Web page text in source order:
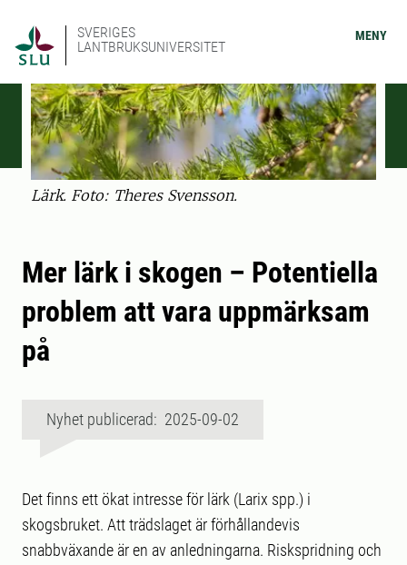
SVERIGES
LANTBRUKSUNIVERSITET
MENY
Lärk. Foto: Theres Svensson.
Mer lärk i skogen – Potentiella
problem att vara uppmärksam
på
Nyhet publicerad: 2025-09-02
Det finns ett ökat intresse för lärk (Larix spp.) i
skogsbruket. Att trädslaget är förhållandevis
snabbväxande är en av anledningarna. Riskspridning och